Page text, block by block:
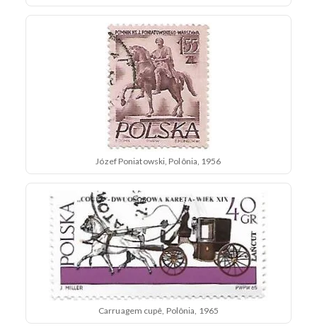
Józef Poniatowski, Polônia, 1956
Carruagem cupê, Polônia, 1965